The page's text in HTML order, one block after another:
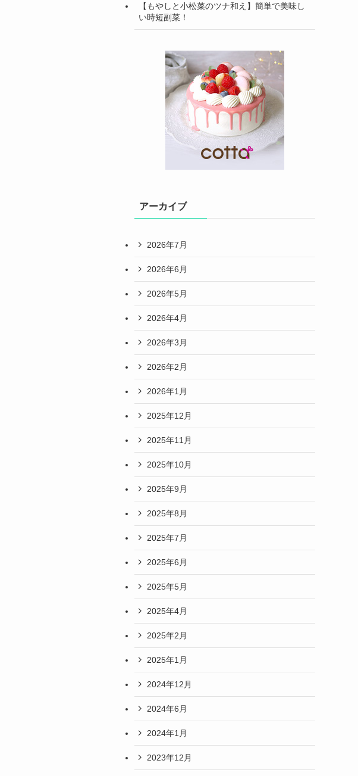
【もやしと小松菜のツナ和え】簡単で美味し
い時短副菜！
アーカイブ
2026年7月
2026年6月
2026年5月
2026年4月
2026年3月
2026年2月
2026年1月
2025年12月
2025年11月
2025年10月
2025年9月
2025年8月
2025年7月
2025年6月
2025年5月
2025年4月
2025年2月
2025年1月
2024年12月
2024年6月
2024年1月
2023年12月